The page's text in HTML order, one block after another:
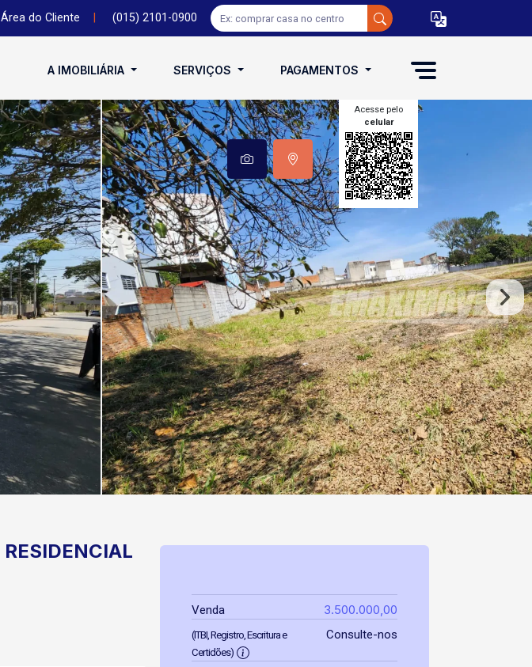
Área do Cliente (015) 2101-0900
A IMOBILIÁRIA SERVIÇOS PAGAMENTOS
Acesse pelo
celular
RESIDENCIAL
Venda 3.500.000,00
(ITBI, Registro, Escritura e
Certidões)
Consulte-nos